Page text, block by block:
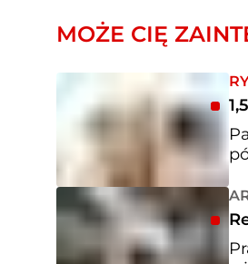
MOŻE CIĘ